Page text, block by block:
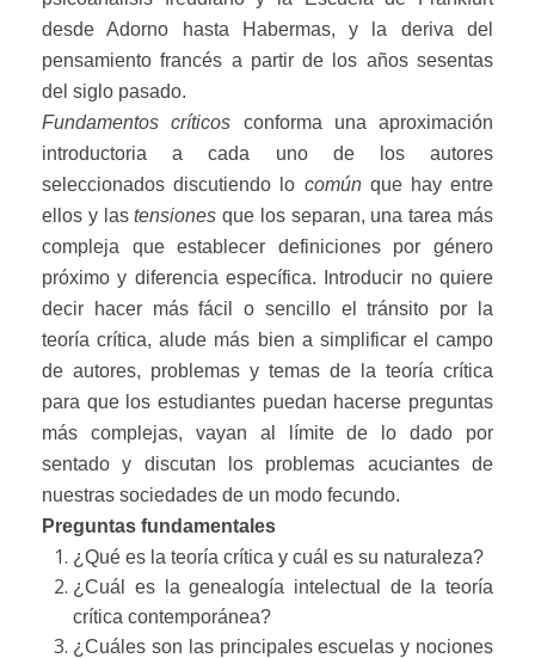
desde Adorno hasta Habermas, y la deriva del
pensamiento francés a partir de los años sesentas
del siglo pasado.
Fundamentos críticos conforma una aproximación
introductoria a cada uno de los autores
seleccionados discutiendo lo común que hay entre
ellos y lastensiones que los separan, una tarea más
compleja que establecer definiciones por género
próximo y diferencia específica. Introducir no quiere
decir hacer más fácil o sencillo el tránsito por la
teoría crítica, alude más bien a simplificar el campo
de autores, problemas y temas de la teoría crítica
para que los estudiantes puedan hacerse preguntas
más complejas, vayan al límite de lo dado por
sentado y discutan los problemas acuciantes de
nuestras sociedades de un modo fecundo.
Preguntas fundamentales
¿Qué es la teoría crítica y cuál es su naturaleza?
¿Cuál es la genealogía intelectual de la teoría
crítica contemporánea?
¿Cuáles son las principales escuelas y nociones